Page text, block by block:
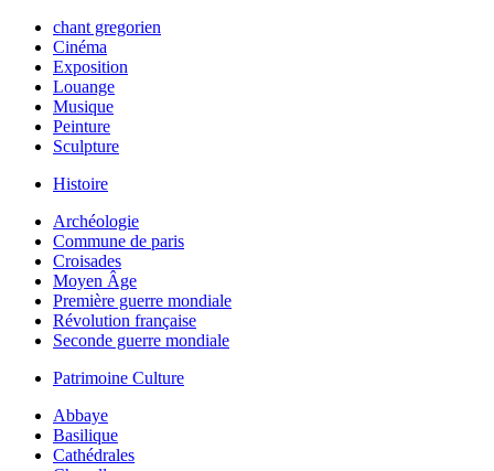
chant gregorien
Cinéma
Exposition
Louange
Musique
Peinture
Sculpture
Histoire
Archéologie
Commune de paris
Croisades
Moyen Âge
Première guerre mondiale
Révolution française
Seconde guerre mondiale
Patrimoine Culture
Abbaye
Basilique
Cathédrales